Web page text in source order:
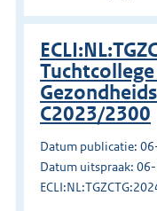
C2023/2300
Datum publicatie:
Datum uitspraak: